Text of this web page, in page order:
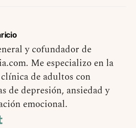
y cofundador de
Me especializo en la
de adultos con
de depresión, ansiedad y
emocional.